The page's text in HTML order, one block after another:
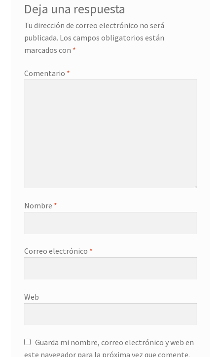
Deja una respuesta
Tu dirección de correo electrónico no será
publicada. Los campos obligatorios están
marcados con *
Comentario *
Nombre *
Correo electrónico *
Web
Guarda mi nombre, correo electrónico y web en
este navegador para la próxima vez que comente.